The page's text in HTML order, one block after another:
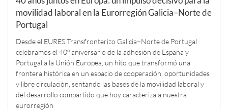
movilidad laboral en la Eurorregión Galicia–Norte de
Portugal
Desde el EURES Transfronterizo Galicia–Norte de Portugal
celebramos el 40º aniversario de la adhesión de España y
Portugal a la Unión Europea, un hito que transformó una
frontera histórica en un espacio de cooperación, oportunidades
y libre circulación, sentando las bases de la movilidad laboral y
del desarrollo compartido que hoy caracteriza a nuestra
eurorregión